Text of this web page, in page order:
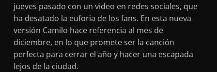
jueves pasado con un video en redes sociales, que
ha desatado la euforia de los fans. En esta nueva
versión Camilo hace referencia al mes de
diciembre, en lo que promete ser la canción
perfecta para cerrar el año y hacer una escapada
lejos de la ciudad.